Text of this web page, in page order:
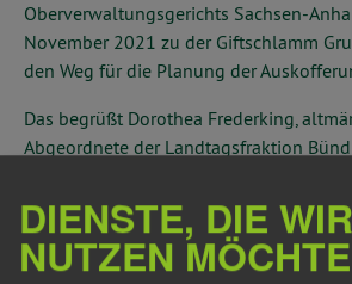
Oberverwaltungsgerichts Sachsen-
November 2021 zu der Giftschlamm
den Weg für die Planung der
Das begrüßt Dorothea Frederking,
Abgeordnete der Landtagsfraktion
kämpft. „Es ist eine sehr gute Nachricht,
weiter gehen kann. Jetzt muss die
beplant werden. Dieser Plan ist die
DIENSTE, DIE WIR
NUTZEN